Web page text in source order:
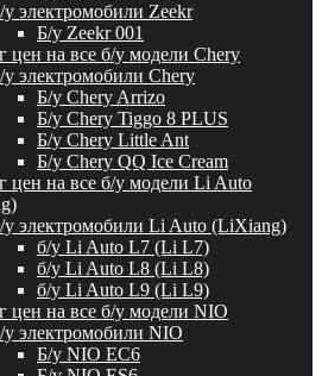
у электромобили Zeekr
Б/у Zeekr 001
цен на все б/у модели Chery
у электромобили Chery
Б/у Chery Arrizo
Б/у Chery Tiggo 8 PLUS
Б/у Chery Little Ant
Б/у Chery QQ Ice Cream
цен на все б/у модели Li Auto
у электромобили Li Auto (LiXiang)
б/у Li Auto L7 (Li L7)
б/у Li Auto L8 (Li L8)
б/у Li Auto L9 (Li L9)
цен на все б/у модели NIO
у электромобили NIO
Б/у NIO EC6